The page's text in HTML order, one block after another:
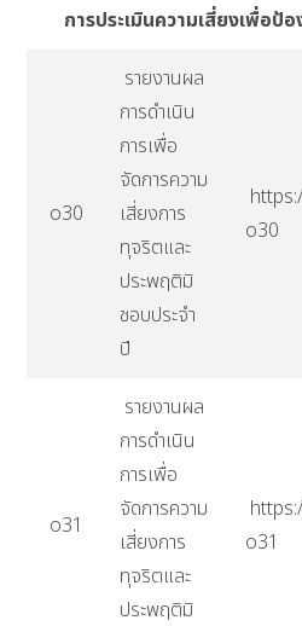
การประเมินความเสี่ยงเพื่อป้
o30
รายงานผล
การดำเนิน
การเพื่อ
จัดการความ
เสี่ยงการ
ทุจริตและ
ประพฤติมิ
ชอบประจำ
ปี
o30
o31
รายงานผล
การดำเนิน
การเพื่อ
จัดการความ
เสี่ยงการ
ทุจริตและ
ประพฤติมิ
o31